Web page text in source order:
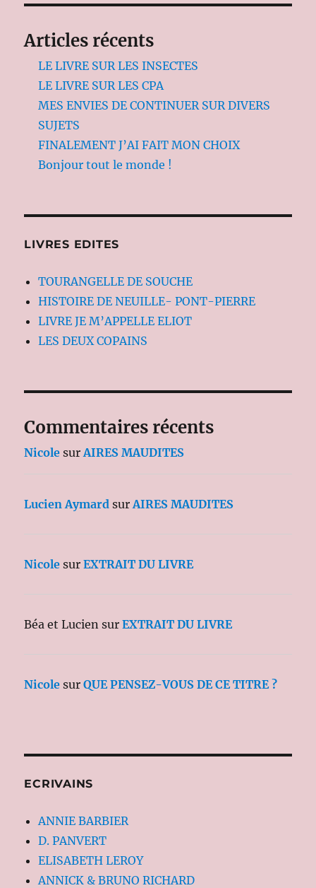
Articles récents
LE LIVRE SUR LES INSECTES
LE LIVRE SUR LES CPA
MES ENVIES DE CONTINUER SUR DIVERS
SUJETS
FINALEMENT J’AI FAIT MON CHOIX
Bonjour tout le monde !
LIVRES EDITES
TOURANGELLE DE SOUCHE
HISTOIRE DE NEUILLE- PONT-PIERRE
LIVRE JE M’APPELLE ELIOT
LES DEUX COPAINS
Commentaires récents
Nicole surAIRES MAUDITES
Lucien Aymard surAIRES MAUDITES
Nicole surEXTRAIT DU LIVRE
Béa et Lucien surEXTRAIT DU LIVRE
Nicole surQUE PENSEZ-VOUS DE CE TITRE ?
ECRIVAINS
ANNIE BARBIER
D. PANVERT
ELISABETH LEROY
ANNICK & BRUNO RICHARD